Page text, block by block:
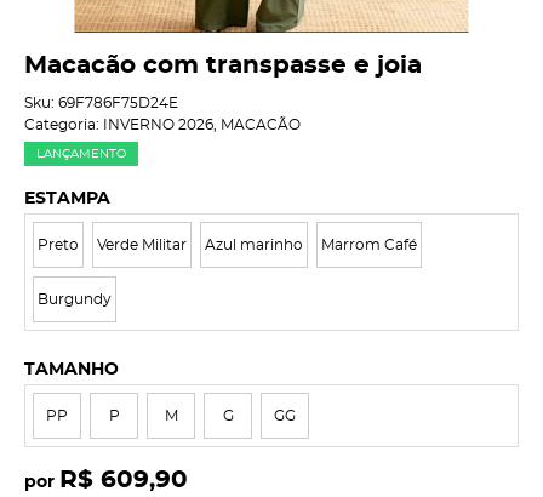
Macacão com transpasse e joia
Sku: 69F786F75D24E
Categoria:
INVERNO 2026 MACACÃO
LANÇAMENTO
ESTAMPA
Preto Verde Militar Azul marinho Marrom Café
Burgundy
TAMANHO
PP P M G GG
por R$ 609,90